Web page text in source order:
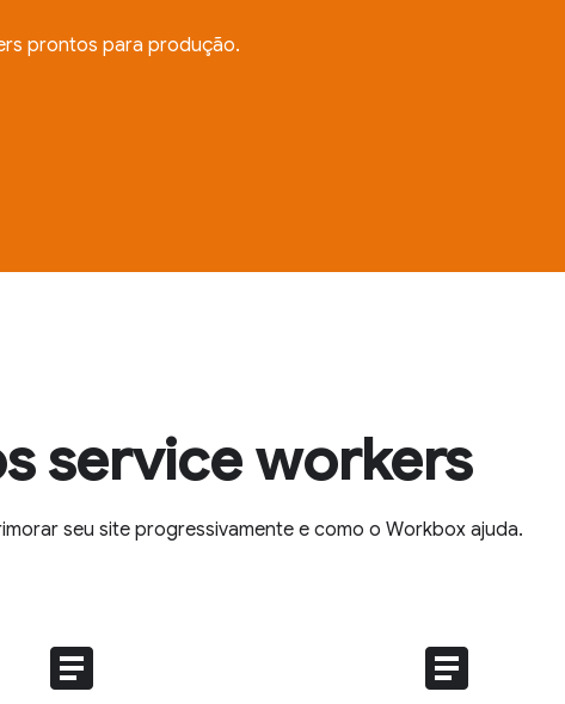
prontos para produção.
service workers
seu site progressivamente e como o Workbox ajuda.
article article